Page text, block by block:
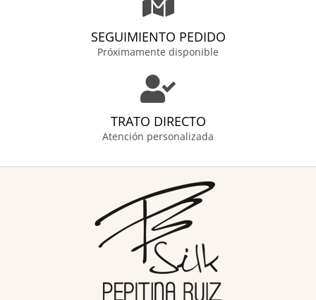
SEGUIMIENTO PEDIDO
Próximamente disponible
TRATO DIRECTO
Atención personalizada